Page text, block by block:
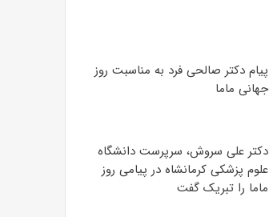
پیام دکتر صالحی فرد به مناسبت روز
جهانی ماما
دکتر علی سروش، سرپرست دانشگاه
علوم پزشکی کرمانشاه در پیامی روز
ماما را تبریک گفت